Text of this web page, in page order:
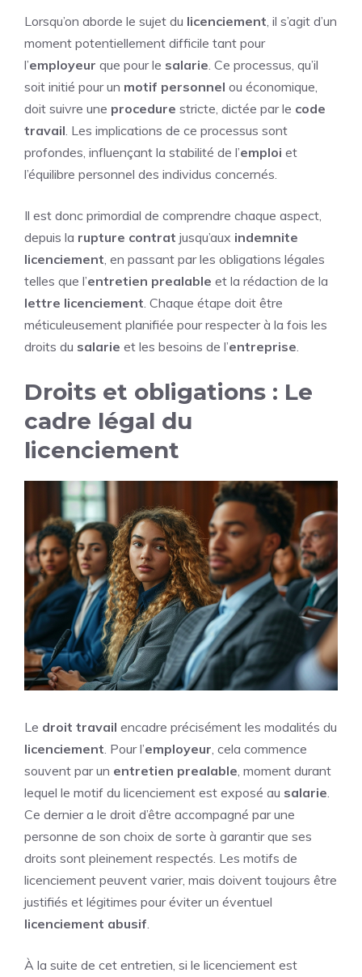
Lorsqu’on aborde le sujet du licenciement, il s’agit d’un
moment potentiellement difficile tant pour
l’employeur que pour le salarie. Ce processus, qu’il
soit initié pour un motif personnel ou économique,
doit suivre une procedure stricte, dictée par le code
travail. Les implications de ce processus sont
profondes, influençant la stabilité de l’emploi et
l’équilibre personnel des individus concernés.
Il est donc primordial de comprendre chaque aspect,
depuis la rupture contrat jusqu’aux indemnite
licenciement, en passant par les obligations légales
telles que l’entretien prealable et la rédaction de la
lettre licenciement. Chaque étape doit être
méticuleusement planifiée pour respecter à la fois les
droits du salarie et les besoins de l’entreprise.
Droits et obligations : Le
cadre légal du
licenciement
Le droit travail encadre précisément les modalités du
licenciement . Pour l’employeur , cela commence
souvent par un entretien prealable , moment durant
lequel le motif du licenciement est exposé au salarie
Ce dernier a le droit d’être accompagné par une
personne de son choix de sorte à garantir que ses
droits sont pleinement respectés. Les motifs de
licenciement peuvent varier, mais doivent toujours être
justifiés et légitimes pour éviter un éventuel
licenciement abusif
À la suite de cet entretien, si le licenciement est